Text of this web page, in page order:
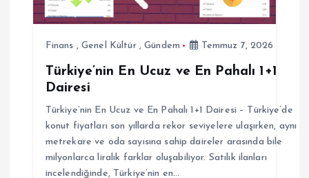
m
Finans ,Genel Kültür,Gündem Temmuz 7, 2026
Türkiye’nin En Ucuz ve En Pahalı 1+1
Dairesi
Türkiye’nin En Ucuz ve En Pahalı 1+1 Dairesi – Türkiye’de
konut fiyatları son yıllarda rekor seviyelere ulaşırken, aynı
metrekare ve oda sayısına sahip daireler arasında bile
milyonlarca liralık farklar oluşabiliyor. Satılık ilanları
incelendiğinde, Türkiye’nin en…